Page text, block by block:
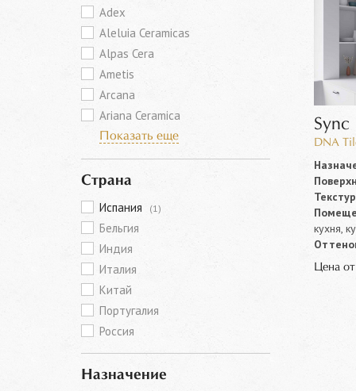
Adex
Aleluia Ceramicas
Alpas Cera
Ametis
Arcana
Ariana Ceramica
Показать еще
Страна
Испания (1)
Бельгия
Индия
Италия
Китай
Португалия
Россия
Назначение
Sync
DNA
кухня,
Цена